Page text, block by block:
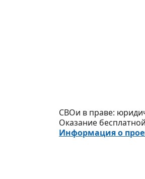
СВОи в праве:
Оказание
Информация о